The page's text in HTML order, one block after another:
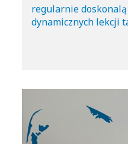
regularnie
dynamicznych lekcji